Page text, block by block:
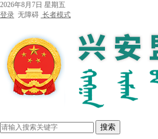
2026年8月7日 星期五
登录 无障碍 长者模式
搜索